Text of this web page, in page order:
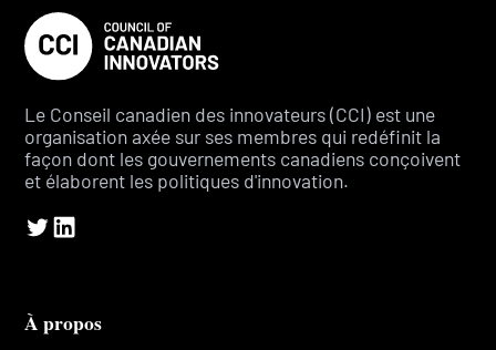
Le Conseil canadien des innovateurs (CCI) est une
organisation axée sur ses membres qui redéfinit la
façon dont les gouvernements canadiens conçoivent
et élaborent les politiques d'innovation.
À propos